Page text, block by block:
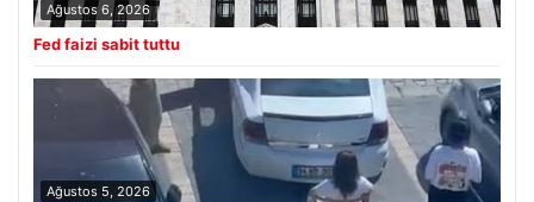
Ağustos 6, 2026
Fed faizi sabit tuttu
Ağustos 5, 2026